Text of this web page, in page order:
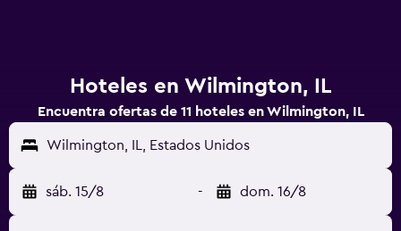
Hoteles en Wilmington, IL
Encuentra ofertas de 11 hoteles en Wilmington, IL
Wilmington, IL, Estados Unidos
sáb. 15/8 - dom. 16/8